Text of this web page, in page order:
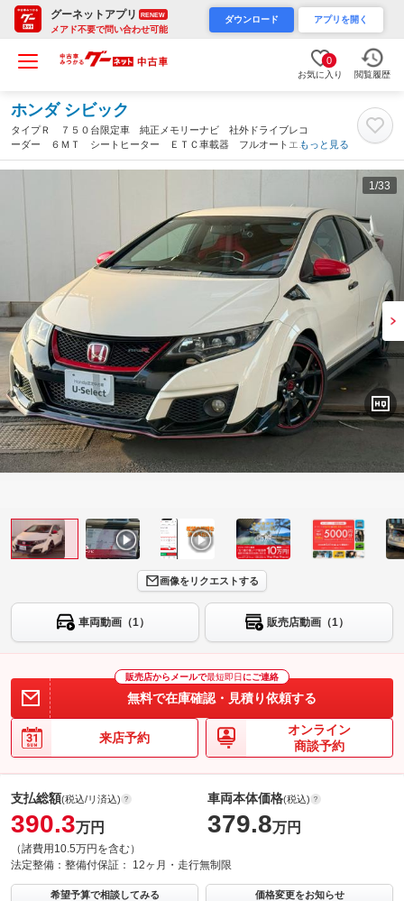
グーネットアプリ RENEW
メアド不要で問い合わせ可能
ダウンロード アプリを開く
0
お気に入り 閲覧履歴
ホンダ シビック
タイプＲ ７５０台限定車 純正メモリーナビ 社外ドライブレコ
ーダー ６ＭＴ シートヒーター ＥＴＣ車載器 フルオートエア
コン 純正アルミホイール 地デジ ＬＥＤライト オートクルー
ズコントロール エアバッグ（埼玉県）
もっと見る
1 /33
画像をリクエストする
車両動画（1） 販売店動画（1）
販売店からメールで最短即日 にご連絡
無料で在庫確認・見積り依頼する
来店予約
オンライン
商談予約
支払総額(税込/リ済込)
390.3万円
（諸費用10.5万円を含む）
車両本体価格(税込)
379.8万円
法定整備： 整備付保証： 12ヶ月・走行無制限
希望予算で相談してみる 価格変更をお知らせ